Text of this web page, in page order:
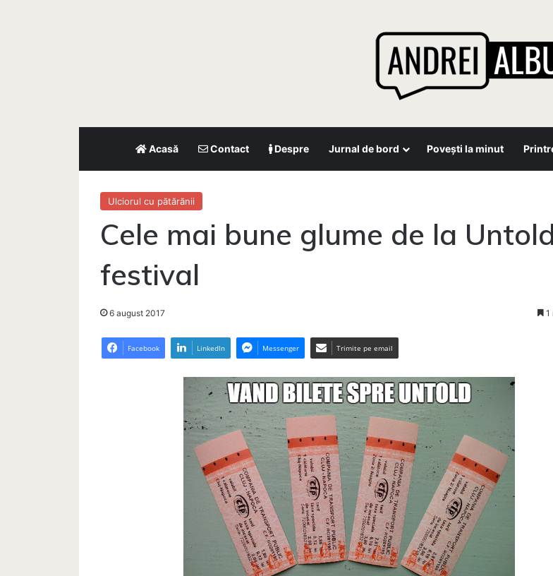
Acasă Contact Despre Jurnal de bord Povești la minut
Ulciorul cu pătărănii
Cele mai bune glume de la
festival
6 august 2017 1
Facebook LinkedIn Messenger Trimite pe email